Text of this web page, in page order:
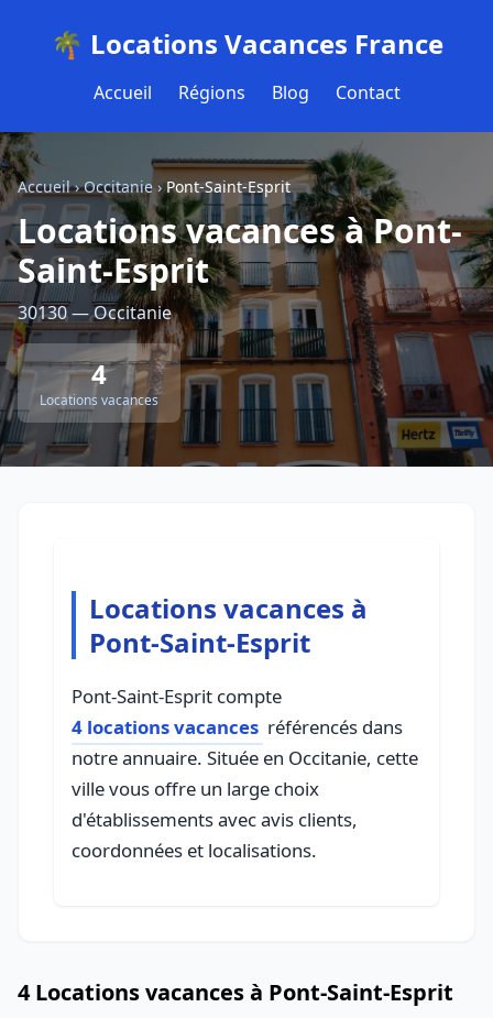
🌴 Locations Vacances France
Accueil Régions Blog Contact
Accueil›Occitanie›Pont-Saint-Esprit
Locations vacances à Pont-
Saint-Esprit
30130 — Occitanie
4
Locations vacances
Locations vacances à
Pont-Saint-Esprit
Pont-Saint-Esprit compte
4 locations vacances référencés dans
notre annuaire. Située en Occitanie, cette
ville vous offre un large choix
d'établissements avec avis clients,
coordonnées et localisations.
4 Locations vacances à Pont-Saint-Esprit